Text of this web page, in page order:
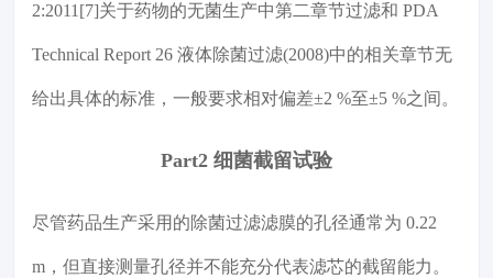
2:2011[7]关于药物的无菌生产中第二章节过滤和 PDA
Technical Report 26 液体除菌过滤(2008)中的相关章节无
给出具体的标准，一般要求相对偏差±2 %至±5 %之间。
Part2 细菌截留试验
尽管药品生产采用的除菌过滤滤膜的孔径通常为 0.22
m，但直接测量孔径并不能充分代表滤芯的截留能力。